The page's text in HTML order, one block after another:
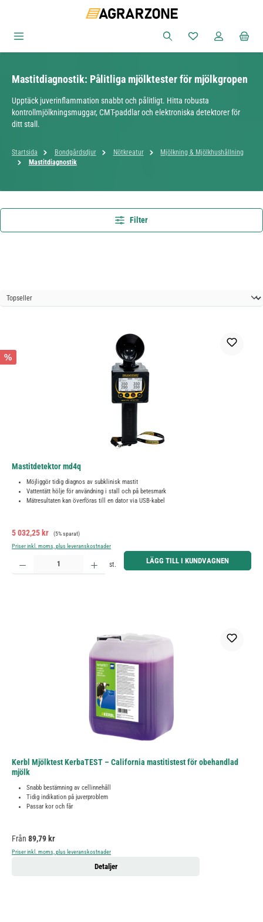
Du har 0 objekt i
Mastitdiagnostik: Pålitliga mjölktester för mjölkgropen
Upptäck juverinflammation snabbt och pålitligt. Hitta robusta
kontrollmjölkningsmuggar, CMT-paddlar och elektroniska detektorer för
ditt stall.
Startsida Bondgårdsdjur Nötkreatur
Mjölkning & Mjölkhushållning
Mastitdiagnostik
Filter
%
Mastitdetektor md4q
Möjliggör tidig diagnos av subklinisk mastit
Vattentätt hölje för användning i stall och på betesmark
Mätresultaten kan överföras till en dator via USB-kabel
Försäljningspris:
5 032,25 kr Ordinarie pris:
(5% sparat)
Priser inkl. moms, plus leveranskostnader
Produktkvantitet: Ange önskat belopp eller använd knapparna för att öka eller minska kvantiteten.
st. LÄGG TILL I KUNDVAGNEN
Kerbl Mjölktest KerbaTEST – California mastitistest för obehandlad
mjölk
Snabb bestämning av cellinnehåll
Tidig indikation på juverproblem
Passar kor och får
Ordinarie pris:
Från 89,79 kr
Priser inkl. moms, plus leveranskostnader
Detaljer